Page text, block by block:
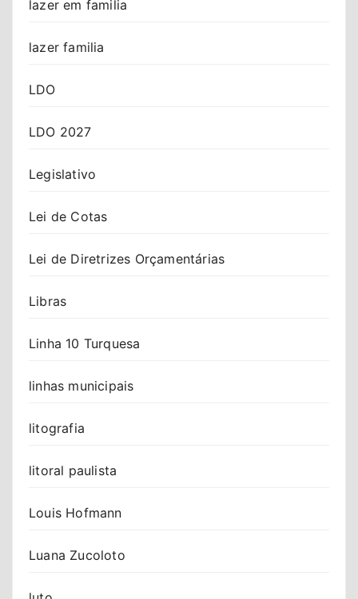
lazer em familia
lazer familia
LDO
LDO 2027
Legislativo
Lei de Cotas
Lei de Diretrizes Orçamentárias
Libras
Linha 10 Turquesa
linhas municipais
litografia
litoral paulista
Louis Hofmann
Luana Zucoloto